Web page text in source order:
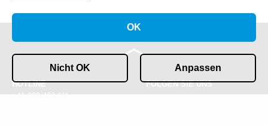
HOTLINE
+41 800 463 111
FOLGEN SIE UNS
Nicht OK Anpassen
OK